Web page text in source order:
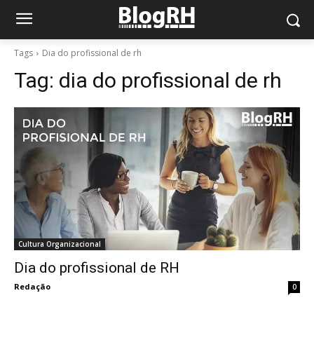
Tags Dia do profissional de rh
Tag: dia do profissional de rh
Cultura Organizacional
Dia do profissional de RH
Redação 0